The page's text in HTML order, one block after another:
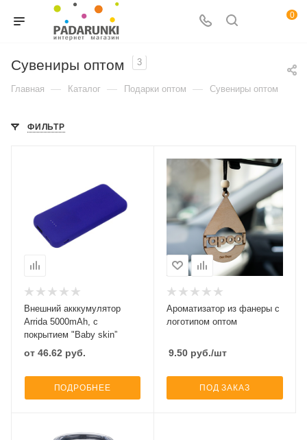
0
Сувениры оптом 3
Главная — Каталог — Подарки оптом — Сувениры оптом
ФИЛЬТР
Внешний акккумулятор
Arrida 5000mAh, с
покрытием "Baby skin”
от 46.62 руб.
ПОДРОБНЕЕ
Ароматизатор из фанеры с
логотипом оптом
9.50руб./шт
ПОД ЗАКАЗ